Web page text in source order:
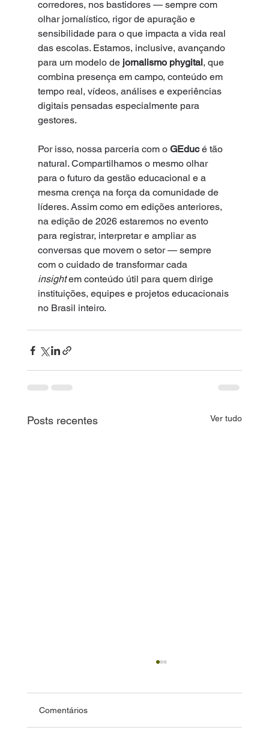
corredores, nos bastidores — sempre com
olhar jornalístico, rigor de apuração e
sensibilidade para o que impacta a vida real
das escolas. Estamos, inclusive, avançando
para um modelo de jornalismo phygital, que
combina presença em campo, conteúdo em
tempo real, vídeos, análises e experiências
digitais pensadas especialmente para
gestores.
Por isso, nossa parceria com o GEduc é tão
natural. Compartilhamos o mesmo olhar
para o futuro da gestão educacional e a
mesma crença na força da comunidade de
líderes. Assim como em edições anteriores,
na edição de 2026 estaremos no evento
para registrar, interpretar e ampliar as
conversas que movem o setor — sempre
com o cuidado de transformar cada
insight em conteúdo útil para quem dirige
instituições, equipes e projetos educacionais
no Brasil inteiro.
Posts recentes Ver tudo
Comentários